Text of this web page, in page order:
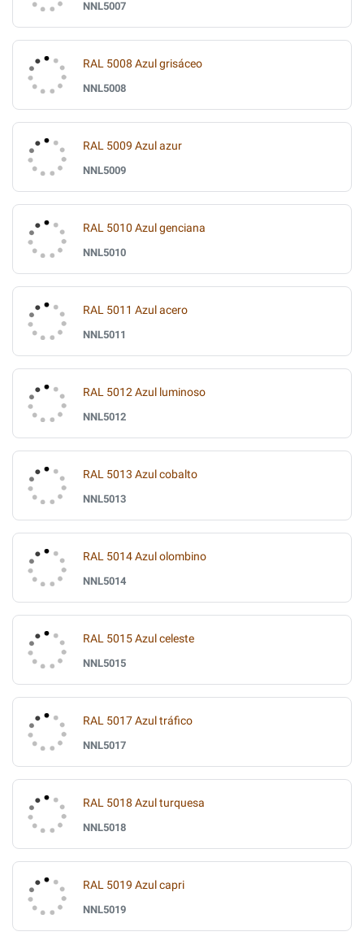
NNL5007
RAL 5008 Azul grisáceo
NNL5008
RAL 5009 Azul azur
NNL5009
RAL 5010 Azul genciana
NNL5010
RAL 5011 Azul acero
NNL5011
RAL 5012 Azul luminoso
NNL5012
RAL 5013 Azul cobalto
NNL5013
RAL 5014 Azul olombino
NNL5014
RAL 5015 Azul celeste
NNL5015
RAL 5017 Azul tráfico
NNL5017
RAL 5018 Azul turquesa
NNL5018
RAL 5019 Azul capri
NNL5019